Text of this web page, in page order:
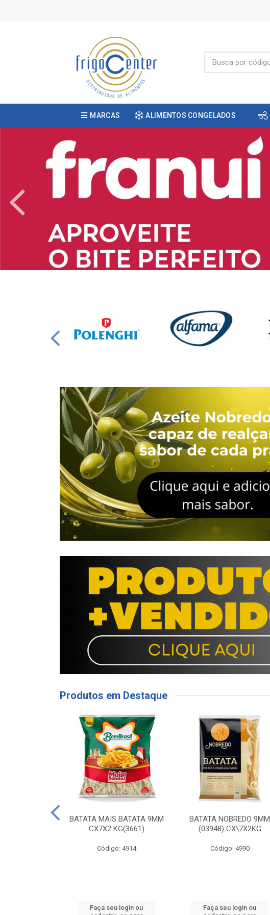
MARCAS ALIMENTOS CONGELADOS
Produtos em Destaque
BATATA MAIS BATATA 9MM
CX7X2 KG(3661)
Código: 4914
Faça seu login ou
BATATA NOBREDO 9MM
(03948) CX\7X2KG
Código: 4990
Faça seu login ou